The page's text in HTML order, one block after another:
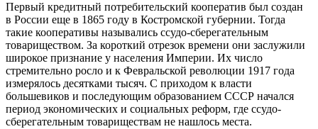
Первый кредитный потребительский кооператив был создан
в России еще в 1865 году в Костромской губернии. Тогда
такие кооперативы назывались ссудо-сберегательным
товариществом. За короткий отрезок времени они заслужили
широкое признание у населения Империи. Их число
стремительно росло и к Февральской революции 1917 года
измерялось десятками тысяч. С приходом к власти
большевиков и последующим образованием СССР начался
период экономических и социальных реформ, где ссудо-
сберегательным товариществам не нашлось места.